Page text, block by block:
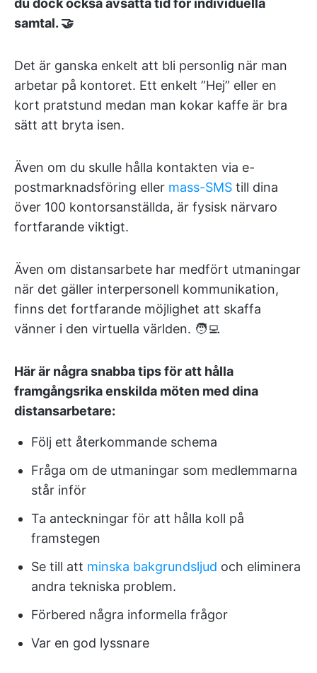
du dock också avsätta tid för individuella
samtal. 🤝
Det är ganska enkelt att bli personlig när man
arbetar på kontoret. Ett enkelt ”Hej” eller en
kort pratstund medan man kokar kaffe är bra
sätt att bryta isen.
Även om du skulle hålla kontakten via e-
postmarknadsföring eller mass-SMS till dina
över 100 kontorsanställda, är fysisk närvaro
fortfarande viktigt.
Även om distansarbete har medfört utmaningar
när det gäller interpersonell kommunikation,
finns det fortfarande möjlighet att skaffa
vänner i den virtuella världen. 🧑‍💻
Här är några snabba tips för att hålla
framgångsrika enskilda möten med dina
distansarbetare:
Följ ett återkommande schema
Fråga om de utmaningar som medlemmarna
står inför
Ta anteckningar för att hålla koll på
framstegen
Se till att minska bakgrundsljud och eliminera
andra tekniska problem.
Förbered några informella frågor
Var en god lyssnare